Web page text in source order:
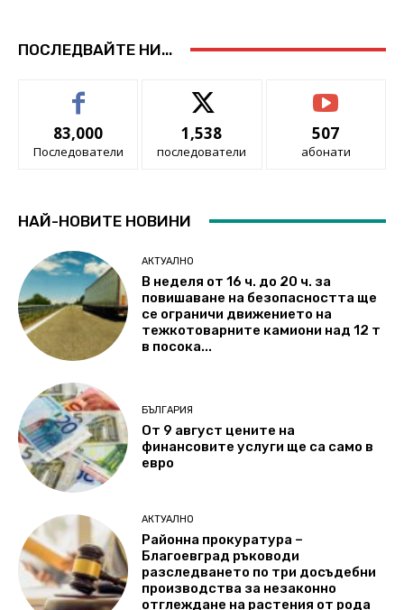
ПОСЛЕДВАЙТЕ НИ...
83,000
Последователи
1,538
последователи
507
абонати
НАЙ-НОВИТЕ НОВИНИ
АКТУАЛНО
В неделя от 16 ч. до 20 ч. за
повишаване на безопасността ще
се ограничи движението на
тежкотоварните камиони над 12 т
в посока...
БЪЛГАРИЯ
От 9 август цените на
финансовите услуги ще са само в
евро
АКТУАЛНО
Районна прокуратура –
Благоевград ръководи
разследването по три досъдебни
производства за незаконно
отглеждане на растения от рода